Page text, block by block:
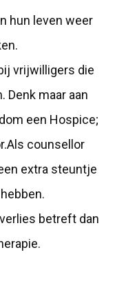
hun leven weer
vrijwilligers die
Denk maar aan
een Hospice;
counsellor
extra steuntje
betreft dan